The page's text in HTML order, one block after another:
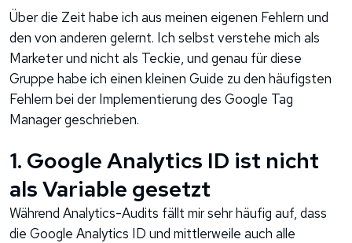
Über die Zeit habe ich aus meinen eigenen Fehlern und
den von anderen gelernt. Ich selbst verstehe mich als
Marketer und nicht als Teckie, und genau für diese
Gruppe habe ich einen kleinen Guide zu den häufigsten
Fehlern bei der Implementierung des Google Tag
Manager geschrieben.
1. Google Analytics ID ist nicht
als Variable gesetzt
Während Analytics-Audits fällt mir sehr häufig auf, dass
die Google Analytics ID und mittlerweile auch alle